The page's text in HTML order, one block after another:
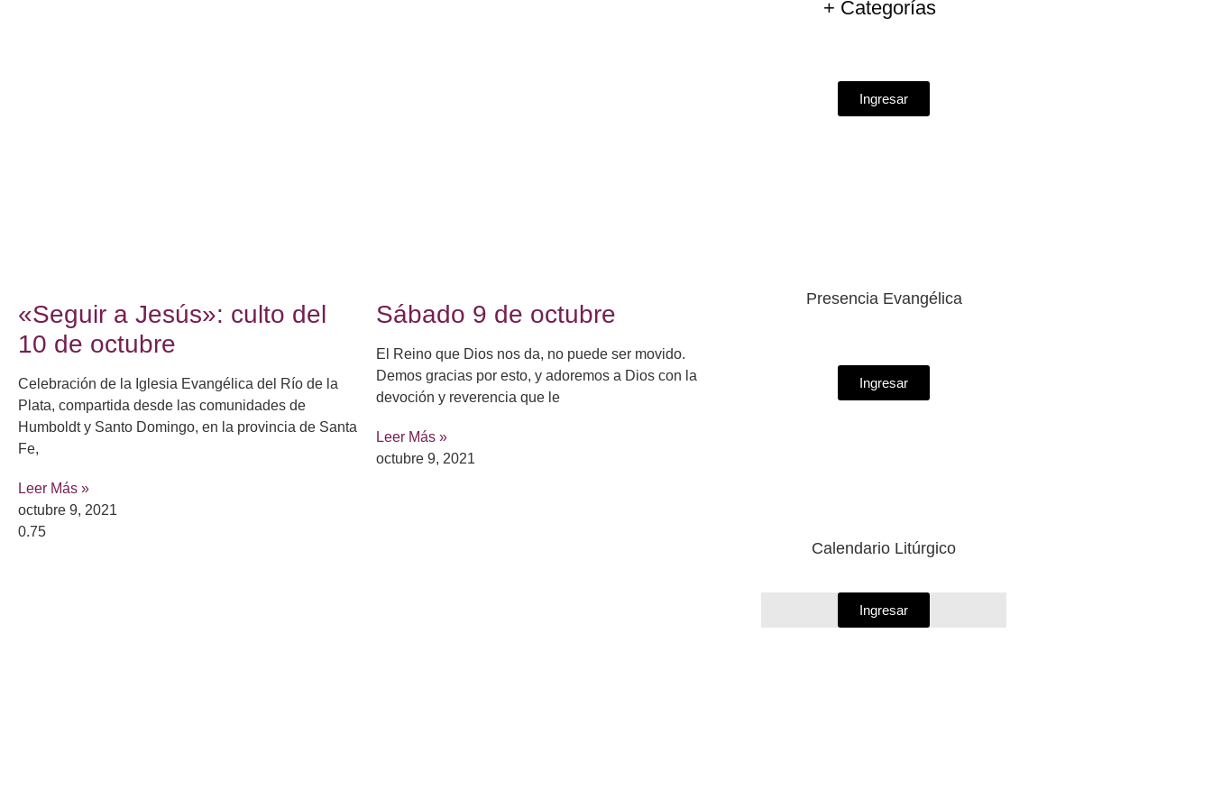
«Seguir a Jesús»: culto del
10 de octubre
Celebración de la Iglesia Evangélica del Río de la
Plata, compartida desde las comunidades de
Humboldt y Santo Domingo, en la provincia de Santa
Fe,
Leer Más »
octubre 9, 2021
Sábado 9 de octubre
El Reino que Dios nos da, no puede ser movido.
Demos gracias por esto, y adoremos a Dios con la
devoción y reverencia que le
Leer Más »
octubre 9, 2021
+ Categorías
Ingresar
Presencia Evangélica
Ingresar
Calendario Litúrgico
Ingresar